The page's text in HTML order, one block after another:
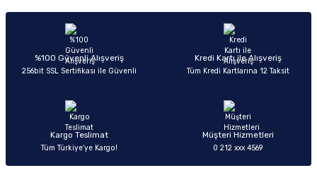
Ürün açıklamasında eksik bilgiler bulunuyor.
Ürün bilgilerinde hatalar bulunuyor.
Ürün fiyatı diğer sitelerden daha pahalı.
Sitemize ilk yorumu siz yapın!
%100 Güvenli Alışveriş
256bit SSL Sertifikası ile Güvenli
Kredi Kartı ile Alışveriş
Tüm Kredi Kartlarına 12 Taksit
Kargo Teslimat
Tüm Türkiye’ye Kargo!
Müşteri Hizmetleri
0 212 xxx 4569